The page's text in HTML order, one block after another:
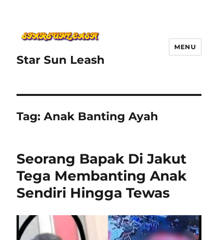
Star Sun Leash
MENU
Tag:Anak Banting Ayah
Seorang Bapak Di Jakut
Tega Membanting Anak
Sendiri Hingga Tewas